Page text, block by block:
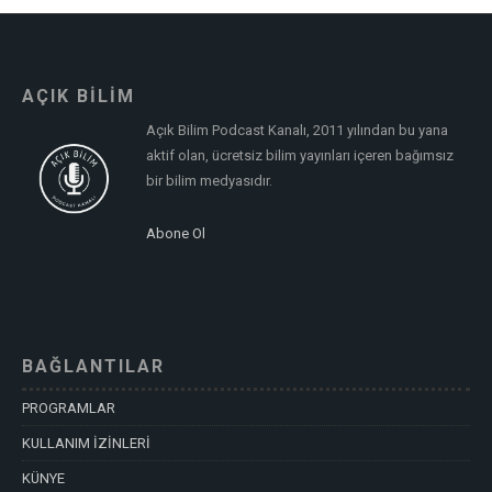
AÇIK BİLİM
Açık Bilim Podcast Kanalı, 2011 yılından bu yana
aktif olan, ücretsiz bilim yayınları içeren bağımsız
bir bilim medyasıdır.
Abone Ol
BAĞLANTILAR
PROGRAMLAR
KULLANIM İZİNLERİ
KÜNYE